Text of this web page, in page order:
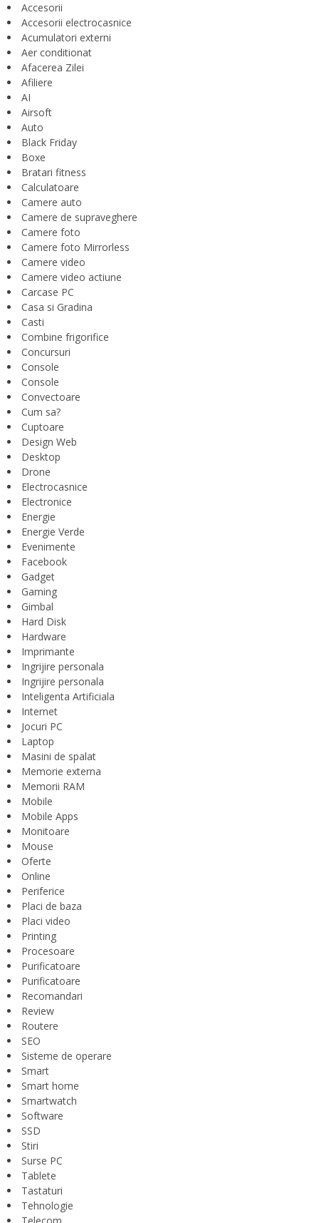
Accesorii
Accesorii electrocasnice
Acumulatori externi
Aer conditionat
Afacerea Zilei
Afiliere
AI
Airsoft
Auto
Black Friday
Boxe
Bratari fitness
Calculatoare
Camere auto
Camere de supraveghere
Camere foto
Camere foto Mirrorless
Camere video
Camere video actiune
Carcase PC
Casa si Gradina
Casti
Combine frigorifice
Concursuri
Console
Console
Convectoare
Cum sa?
Cuptoare
Design Web
Desktop
Drone
Electrocasnice
Electronice
Energie
Energie Verde
Evenimente
Facebook
Gadget
Gaming
Gimbal
Hard Disk
Hardware
Imprimante
Ingrijire personala
Ingrijire personala
Inteligenta Artificiala
Internet
Jocuri PC
Laptop
Masini de spalat
Memorie externa
Memorii RAM
Mobile
Mobile Apps
Monitoare
Mouse
Oferte
Online
Periferice
Placi de baza
Placi video
Printing
Procesoare
Purificatoare
Purificatoare
Recomandari
Review
Routere
SEO
Sisteme de operare
Smart
Smart home
Smartwatch
Software
SSD
Stiri
Surse PC
Tablete
Tastaturi
Tehnologie